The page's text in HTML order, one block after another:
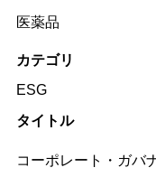
医薬品
カテゴリ
ESG
タイトル
コーポレート・ガバ